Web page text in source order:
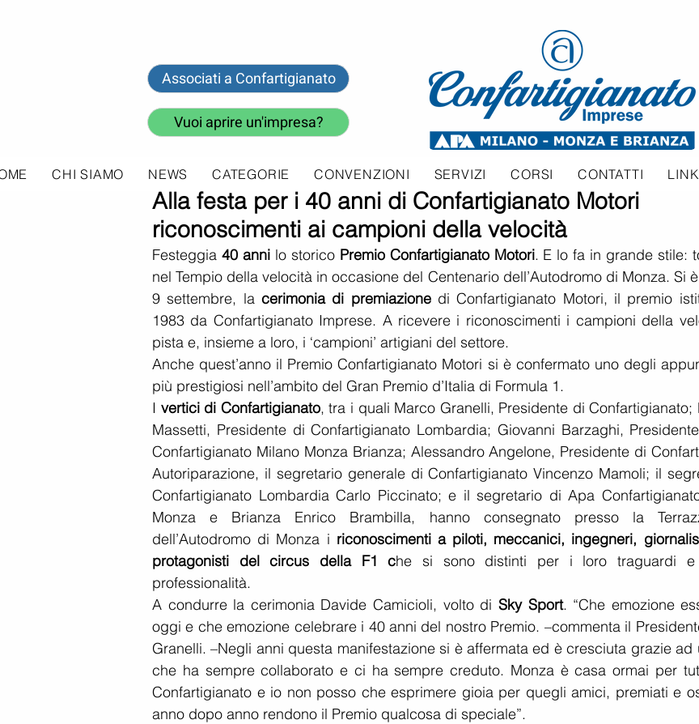
Associati a Confartigianato
Vuoi aprire un'impresa?
CHI SIAMO NEWS CATEGORIE CONVENZIONI SERVIZI CORSI CONTATTI LINK
Alla festa per i 40 anni di Confartigianato Motori
riconoscimenti ai campioni della velocità
12 set 2022
Festeggia 40 anni lo storico Premio Confartigianato Motori. E lo fa in grande stile:
nel Tempio della velocità in occasione del Centenario dell’Autodromo di Monza. Si
9 settembre, la cerimonia di premiazione di Confartigianato Motori, il premio
1983 da Confartigianato Imprese. A ricevere i riconoscimenti i campioni della
pista e, insieme a loro, i ‘campioni’ artigiani del settore.
Anche quest’anno il Premio Confartigianato Motori si è confermato uno degli
più prestigiosi nell’ambito del Gran Premio d’Italia di Formula 1.
I vertici di Confartigianato, tra i quali Marco Granelli, Presidente di Confartigianato;
Massetti, Presidente di Confartigianato Lombardia; Giovanni Barzaghi,
Confartigianato Milano Monza Brianza; Alessandro Angelone, Presidente di
Autoriparazione, il segretario generale di Confartigianato Vincenzo Mamoli; il
Confartigianato Lombardia Carlo Piccinato; e il segretario di Apa
Monza e Brianza Enrico Brambilla, hanno consegnato presso la
dell’Autodromo di Monza i riconoscimenti a piloti, meccanici, ingegneri,
protagonisti del circus della F1 che si sono distinti per i loro traguardi
professionalità.
A condurre la cerimonia Davide Camicioli, volto di Sky Sport. “Che emozione
oggi e che emozione celebrare i 40 anni del nostro Premio. –commenta il
Granelli. –Negli anni questa manifestazione si è affermata ed è cresciuta grazie ad
che ha sempre collaborato e ci ha sempre creduto. Monza è casa ormai per
Confartigianato e io non posso che esprimere gioia per quegli amici, premiati e
anno dopo anno rendono il Premio qualcosa di speciale”.